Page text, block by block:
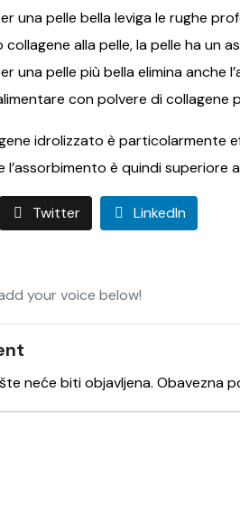
una pelle bella leviga le rughe
collagene alla pelle, la pelle ha un
una pelle più bella elimina anche
con polvere di collagene
idrolizzato è particolarmente
l’assorbimento è quindi superiore
Twitter LinkedIn
your voice below!
neće biti objavljena. Obavezna